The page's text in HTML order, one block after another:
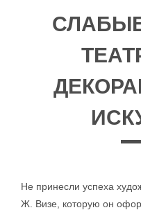
Не принесли успеха
Ж. Визе, которую он